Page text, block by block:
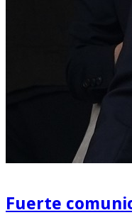
Fuerte